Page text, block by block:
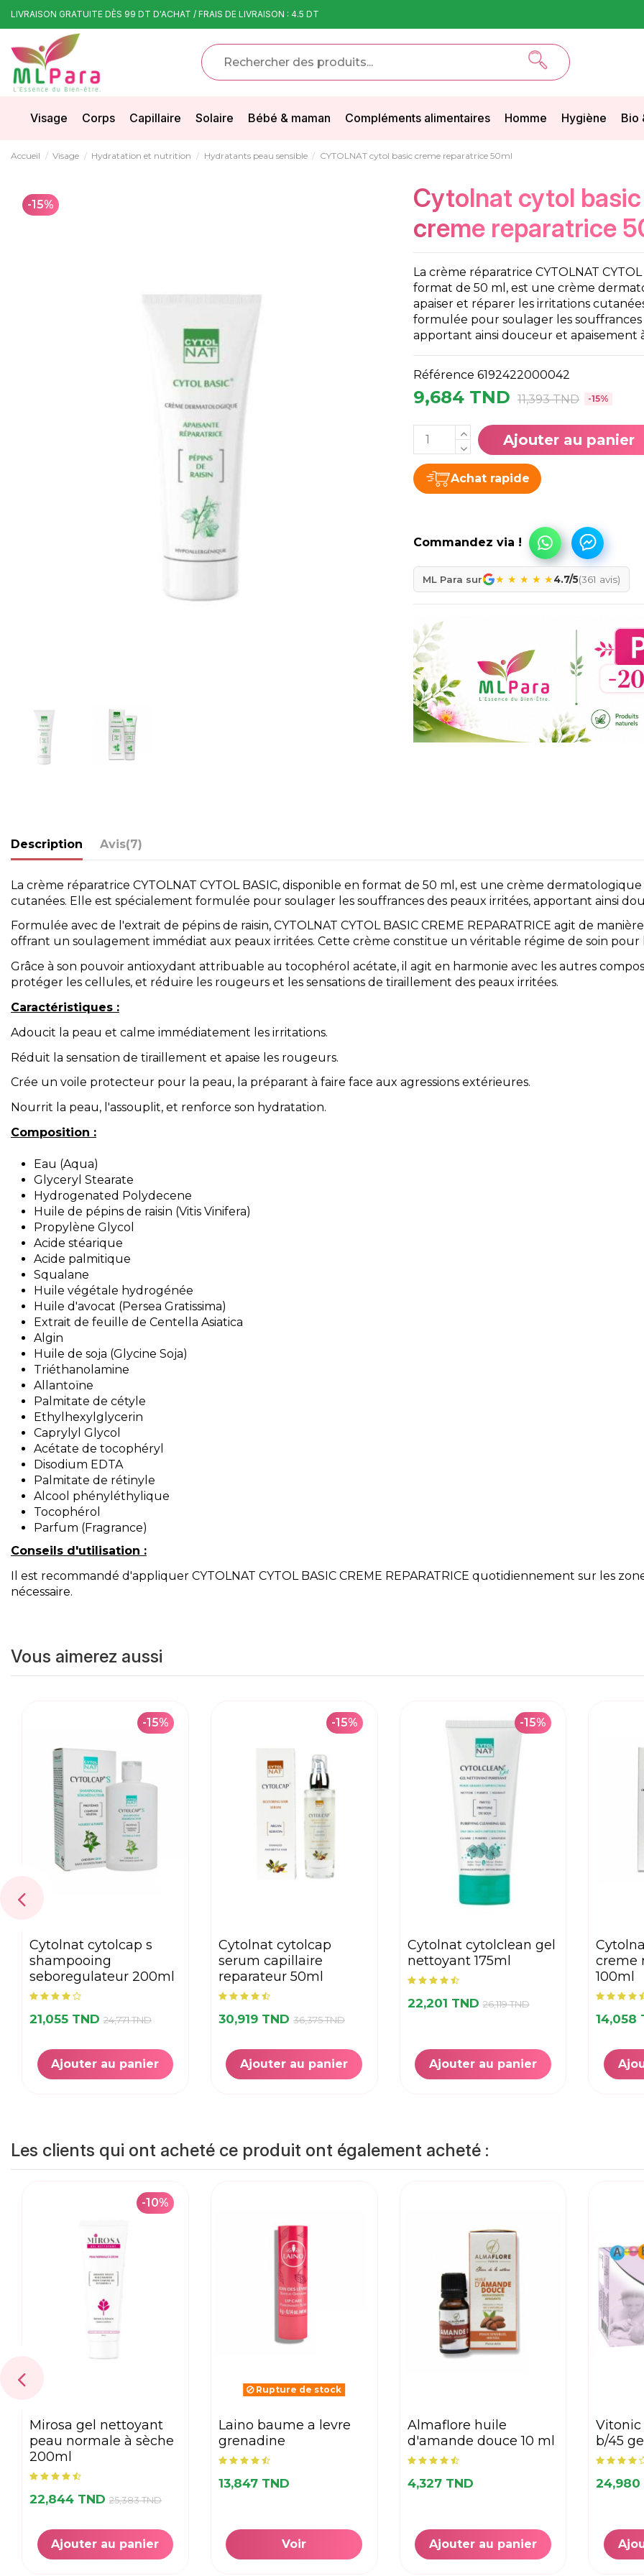
LIVRAISON GRATUITE DÈS 99 DT D'ACHAT / FRAIS DE LIVRAISON : 4.5 DT
Visage Corps Capillaire Solaire Bébé & maman Compléments alimentaires Homme Hygiène Bio
Accueil Visage Hydratation et nutrition Hydratants peau sensible CYTOLNAT cytol basic creme reparatrice 50ml
-15%
cytolnat cytol basic
creme reparatrice
La crème réparatrice CYTOLNAT
format de 50 ml, est une crème
apaiser et réparer les irritations
formulée pour soulager les souffrances
apportant ainsi douceur et apaisement
Référence 6192422000042
9,684 TND 11,393 TND -15%
Ajouter au panier
Achat rapide
ML Para sur ★ ★ ★ ★ ★4.7/5(361 avis)
Description Avis(7)
La crème réparatrice CYTOLNAT CYTOL BASIC, disponible en format de 50 ml, est une crème
cutanées. Elle est spécialement formulée pour soulager les souffrances des peaux irritées, apportant ainsi
Formulée avec de l'extrait de pépins de raisin, CYTOLNAT CYTOL BASIC CREME REPARATRICE agit de
offrant un soulagement immédiat aux peaux irritées. Cette crème constitue un véritable régime de soin pour
Grâce à son pouvoir antioxydant attribuable au tocophérol acétate, il agit en harmonie avec les autres
protéger les cellules, et réduire les rougeurs et les sensations de tiraillement des peaux irritées.
Caractéristiques :
Adoucit la peau et calme immédiatement les irritations.
Réduit la sensation de tiraillement et apaise les rougeurs.
Crée un voile protecteur pour la peau, la préparant à faire face aux agressions extérieures.
Nourrit la peau, l'assouplit, et renforce son hydratation.
Composition :
Eau (Aqua)
Glyceryl Stearate
Hydrogenated Polydecene
Huile de pépins de raisin (Vitis Vinifera)
Propylène Glycol
Acide stéarique
Acide palmitique
Squalane
Huile végétale hydrogénée
Huile d'avocat (Persea Gratissima)
Extrait de feuille de Centella Asiatica
Algin
Huile de soja (Glycine Soja)
Triéthanolamine
Allantoïne
Palmitate de cétyle
Ethylhexylglycerin
Caprylyl Glycol
Acétate de tocophéryl
Disodium EDTA
Palmitate de rétinyle
Alcool phényléthylique
Tocophérol
Parfum (Fragrance)
Conseils d'utilisation :
Il est recommandé d'appliquer CYTOLNAT CYTOL BASIC CREME REPARATRICE quotidiennement sur les
nécessaire.
Vous aimerez aussi
-15%
cytolnat cytolcap s
shampooing
seboregulateur 200ml
21,055 TND 24,771 TND
Ajouter au panier
-15%
cytolnat cytolcap
serum capillaire
reparateur 50ml
30,919 TND 36,375 TND
Ajouter au panier
-15%
cytolnat cytolclean gel
nettoyant 175ml
22,201 TND26,119 TND
Ajouter au panier
cytolnat cytol basic
creme
100ml
14,058
Les clients qui ont acheté ce produit ont également acheté :
-10%
mirosa gel nettoyant
peau normale à sèche
200ml
22,844 TND 25,383 TND
Ajouter au panier
Rupture de stock
laino baume a levre
grenadine
13,847 TND
Voir
almaflore huile
d'amande douce 10 ml
4,327 TND
Ajouter au panier
vitonic allaitement
b/45